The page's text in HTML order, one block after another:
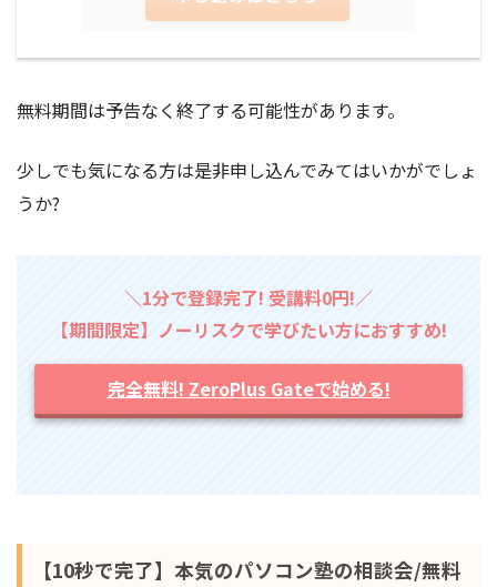
無料期間は予告なく終了する可能性があります。
少しでも気になる方は是非申し込んでみてはいかがでしょ
うか?
＼1分で登録完了! 受講料0円!／
【期間限定】ノーリスクで学びたい方におすすめ!
完全無料! ZeroPlus Gateで始める!
【10秒で完了】本気のパソコン塾の相談会/無料